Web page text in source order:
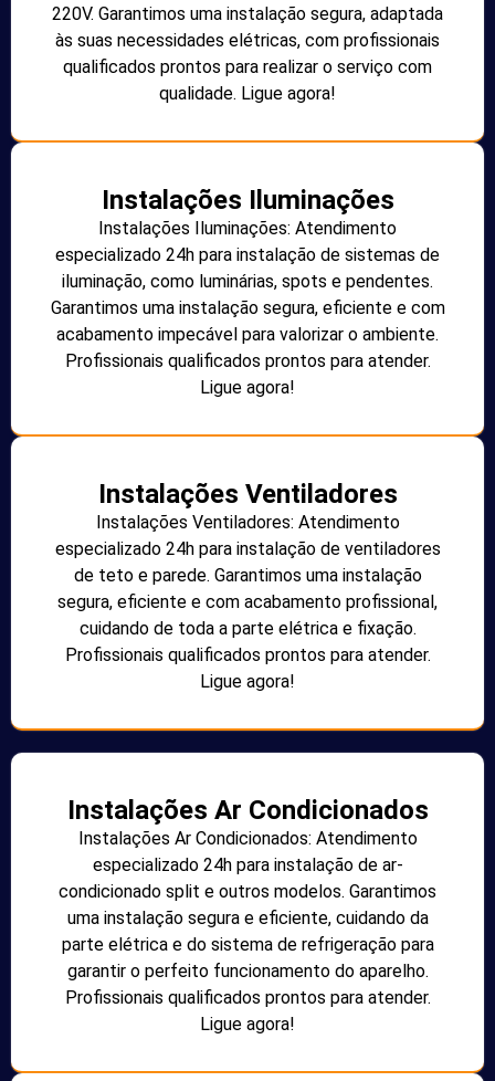
220V. Garantimos uma instalação segura, adaptada
às suas necessidades elétricas, com profissionais
qualificados prontos para realizar o serviço com
qualidade. Ligue agora!
Instalações Iluminações
Instalações Iluminações: Atendimento
especializado 24h para instalação de sistemas de
iluminação, como luminárias, spots e pendentes.
Garantimos uma instalação segura, eficiente e com
acabamento impecável para valorizar o ambiente.
Profissionais qualificados prontos para atender.
Ligue agora!
Instalações Ventiladores
Instalações Ventiladores: Atendimento
especializado 24h para instalação de ventiladores
de teto e parede. Garantimos uma instalação
segura, eficiente e com acabamento profissional,
cuidando de toda a parte elétrica e fixação.
Profissionais qualificados prontos para atender.
Ligue agora!
Instalações Ar Condicionados
Instalações Ar Condicionados: Atendimento
especializado 24h para instalação de ar-
condicionado split e outros modelos. Garantimos
uma instalação segura e eficiente, cuidando da
parte elétrica e do sistema de refrigeração para
garantir o perfeito funcionamento do aparelho.
Profissionais qualificados prontos para atender.
Ligue agora!